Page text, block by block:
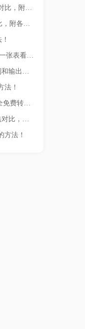
png照片如何转jpg文件？五种方法实测对比，附各场景最优选!！
PDF转JPG怎么操作？四种方法实测对比，附各场景最优选！
图片压缩怎么弄？五类方案实测对比，一张表看懂怎么选！
PDF转图片免费用：5种工具的文件限制和输出质量对比！
法！
png是什么格式 怎么转jpg格式？5种安全免费转换方法全解析！
怎么把pdf文件大小变小一点？四种方法对比，一看就懂！
方法！